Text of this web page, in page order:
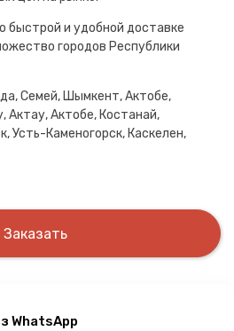
быстрой и удобной доставке
городов Республики
Семей, Шымкент, Актобе,
Актау, Актобе, Костанай,
Усть-Каменогорск, Каскелен,
Заказать
WhatsApp